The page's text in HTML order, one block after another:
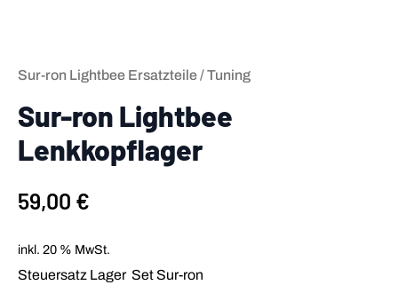
Sur-ron Lightbee Ersatzteile / Tuning
Sur-ron Lightbee
Lenkkopflager
59,00 €
inkl. 20 % MwSt.
Steuersatz Lager Set Sur-ron